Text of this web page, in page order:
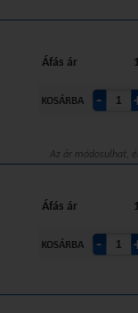
Áfás ár
Az ár módosulhat,
Áfás ár